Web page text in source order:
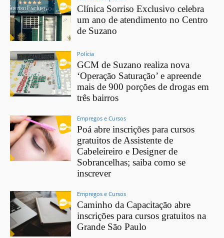
Clínica Sorriso Exclusivo celebra
um ano de atendimento no Centro
de Suzano
Polícia
GCM de Suzano realiza nova
‘Operação Saturação’ e apreende
mais de 900 porções de drogas em
três bairros
Empregos e Cursos
Poá abre inscrições para cursos
gratuitos de Assistente de
Cabeleireiro e Designer de
Sobrancelhas; saiba como se
inscrever
Empregos e Cursos
Caminho da Capacitação abre
inscrições para cursos gratuitos na
Grande São Paulo